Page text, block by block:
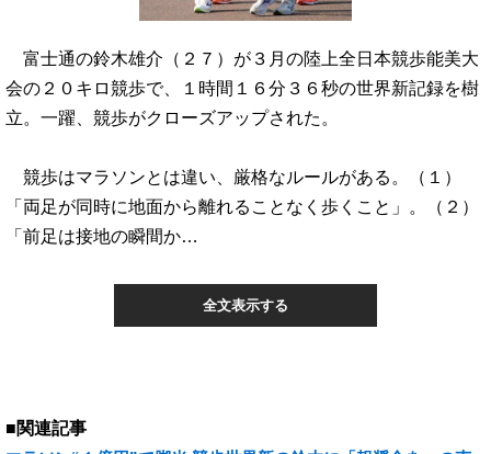
富士通の鈴木雄介（２７）が３月の陸上全日本競歩能美大
会の２０キロ競歩で、１時間１６分３６秒の世界新記録を樹
立。一躍、競歩がクローズアップされた。
競歩はマラソンとは違い、厳格なルールがある。（１）
「両足が同時に地面から離れることなく歩くこと」。（２）
「前足は接地の瞬間か…
全文表示する
■関連記事